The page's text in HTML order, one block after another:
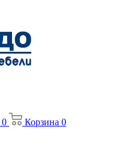
0 Корзина 0